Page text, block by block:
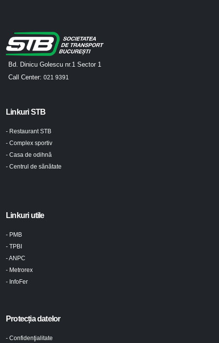
Bd. Dinicu Golescu nr.1 Sector 1
Call Center: 021 9391
Linkuri STB
- Restaurant STB
- Complex sportiv
- Casa de odihnă
- Centrul de sănătate
Linkuri utile
- PMB
- TPBI
- ANPC
- Metrorex
- InfoFer
Protecția datelor
- Confidenţialitate